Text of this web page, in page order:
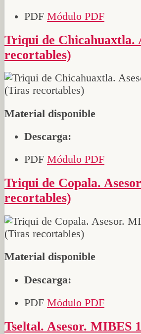
PDF Módulo PDF
Triqui de Chicahuaxtla. Asesor. MIBES 1 (Tiras
recortables)
Material disponible
Descarga:
PDF Módulo PDF
Triqui de Copala. Asesor. MIBES 1 (Tiras
recortables)
Material disponible
Descarga:
PDF Módulo PDF
Tseltal. Asesor. MIBES 1